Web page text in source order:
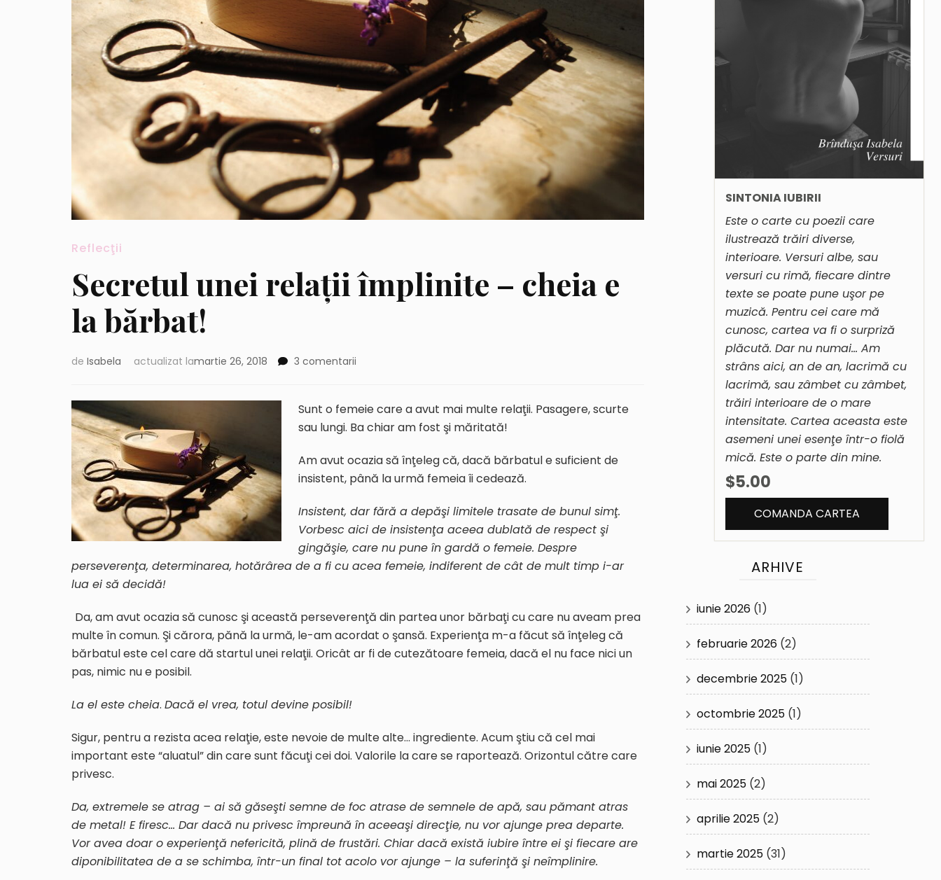
Reflecţii
Secretul unei relaţii împlinite – cheia e
la bărbat!
de Isabela actualizat lamartie 26, 2018 3 comentarii
relaţii
–
e
la
Sunt o femeie care a avut mai multe relaţii. Pasagere, scurte
sau lungi. Ba chiar am fost şi măritată!
Am avut ocazia să înţeleg că, dacă bărbatul e suficient de
insistent, până la urmă femeia îi cedează.
Insistent, dar fără a depăşi limitele trasate de bunul simţ.
Vorbesc aici de insistenţa aceea dublată de respect şi
gingăşie, care nu pune în gardă o femeie. Despre
perseverenţa, determinarea, hotărârea de a fi cu acea femeie, indiferent de cât de mult timp i-ar
lua ei să decidă!
Da, am avut ocazia să cunosc şi această perseverenţă din partea unor bărbaţi cu care nu aveam prea
multe în comun. Şi cărora, pănă la urmă, le-am acordat o şansă. Experienţa m-a făcut să înţeleg că
bărbatul este cel care dă startul unei relaţii. Oricât ar fi de cutezătoare femeia, dacă el nu face nici un
pas, nimic nu e posibil.
La el este cheia. Dacă el vrea, totul devine posibil!
Sigur, pentru a rezista acea relaţie, este nevoie de multe alte… ingrediente. Acum ştiu că cel mai
important este “aluatul” din care sunt făcuţi cei doi. Valorile la care se raportează. Orizontul către care
privesc.
Da, extremele se atrag – ai să găseşti semne de foc atrase de semnele de apă, sau pămant atras
de metal! E firesc… Dar dacă nu privesc împreună în aceeaşi direcţie, nu vor ajunge prea departe.
Vor avea doar o experienţă nefericită, plină de frustări. Chiar dacă există iubire între ei şi fiecare are
diponibilitatea de a se schimba, într-un final tot acolo vor ajunge – la suferinţă şi neîmplinire.
SINTONIA IUBIRII
Este o carte cu poezii care
ilustrează trăiri diverse,
interioare. Versuri albe, sau
versuri cu rimă, fiecare dintre
texte se poate pune uşor pe
muzică. Pentru cei care mă
cunosc, cartea va fi o surpriză
plăcută. Dar nu numai… Am
strâns aici, an de an, lacrimă cu
lacrimă, sau zâmbet cu zâmbet,
trăiri interioare de o mare
intensitate. Cartea aceasta este
asemeni unei esenţe într-o fiolă
mică. Este o parte din mine.
$5.00
ARHIVE
iunie 2026(1)
februarie 2026(2)
decembrie 2025(1)
octombrie 2025(1)
iunie 2025(1)
mai 2025(2)
aprilie 2025(2)
martie 2025(31)